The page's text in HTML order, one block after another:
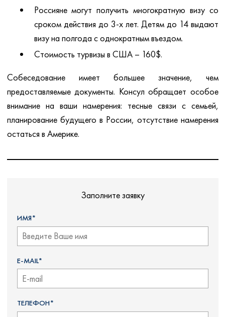
Россияне могут получить многократную визу со
сроком действия до 3-х лет. Детям до 14 выдают
визу на полгода с однократным въездом.
Стоимость турвизы в США – 160$.
Собеседование имеет большее значение, чем
предоставляемые документы. Консул обращает особое
внимание на ваши намерения: тесные связи с семьей,
планирование будущего в России, отсутствие намерения
остаться в Америке.
Заполните заявку
ИМЯ*
E-MAIL*
ТЕЛЕФОН*